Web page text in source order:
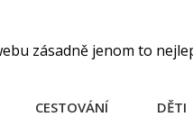
zásadně jenom to
CESTOVÁNÍ DĚTI